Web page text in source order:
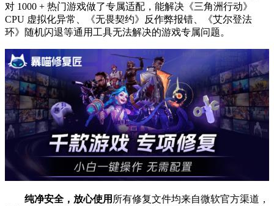
对 1000 + 热门游戏做了专属适配，能解决《三角洲行动》
CPU 虚拟化异常、《无畏契约》反作弊报错、《艾尔登法
环》随机闪退等通用工具无法解决的游戏专属问题。
纯净安全，放心使用 所有修复文件均来自微软官方渠道，